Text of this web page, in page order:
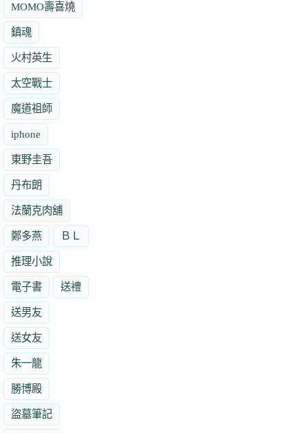
MOMO壽喜燒
鎮魂
火村英生
太空戰士
魔道祖師
iphone
東野圭吾
丹布朗
法蘭克肉舖
鄭多燕 ＢＬ
推理小說
電子書 送禮
送男友
送女友
朱一龍
勝博殿
盜墓筆記